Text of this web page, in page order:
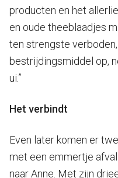
producten en het
en oude theeblaadjes
ten strengste
bestrijdingsmiddel op,
ui.”
Het verbindt
Even later komen er
met een emmertje afval
naar Anne. Met zijn